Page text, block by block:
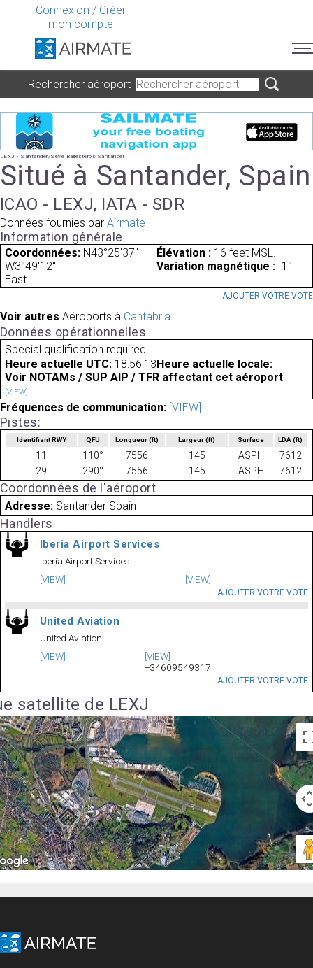
Connexion / Créer
mon compte
Rechercher aéroport
LEXJ - Santander/Seve Ballesteros-Santander
Situé à Santander, Spain
ICAO - LEXJ, IATA - SDR
Données fournies par Airmate
Information générale
Coordonnées: N43°25'37"
W3°49'12"
Élévation : 16 feet MSL.
Variation magnétique : -1°
East
AJOUTER VOTRE VOTE
Voir autres Aéroports à Cantabria
Données opérationnelles
Special qualification required
Heure actuelle UTC: 18:56:13 Heure actuelle locale:
Voir NOTAMs / SUP AIP / TFR affectant cet aéroport
[VIEW]
Fréquences de communication: [VIEW]
Pistes:
Identifiant RWY QFU Longueur(ft) Largeur(ft) Surface LDA(ft)
11 110° 7556 145 ASPH
7612
29
290° 7556 145 ASPH 7612
Coordonnées de l'aéroport
Adresse: Santander Spain
Handlers
Iberia Airport Services
Iberia Airport Services
[VIEW]
[VIEW]
AJOUTER VOTRE VOTE
United Aviation
United Aviation
[VIEW]
[VIEW]
+34609549317
AJOUTER VOTRE VOTE
satellite de LEXJ